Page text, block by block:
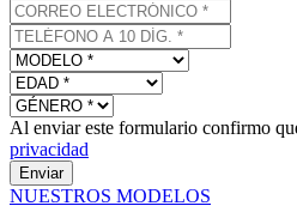
Al enviar este formulario confirmo
privacidad
Enviar
NUESTROS MODELOS